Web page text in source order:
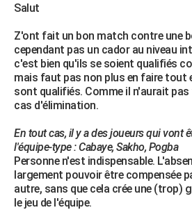
GUIDES D'ACHAT
BONS PLANS
CARTE DE VOEUX
Carte de Noël
Carte Bonne année
Carte Saint-Valentin
Carte Pâques
Carte d'anniversaire
DICTIONNAIRE
COPAINS D'AVANT
S'inscrire
Se connecter
Lycées
Collèges
Primaires
Universités
Entreprises
Service militaire
Avis de recherche
AVIS DE DÉCÈS
FORUM
Salut
Z'ont fait un bon match contre une
cependant pas un cador au niveau
c'est bien qu'ils se soient qualifiés
mais faut pas non plus en faire tout
sont qualifiés. Comme il n'aurait
cas d'élimination.
En tout cas, il y a des joueurs qui vont
l'équipe-type : Cabaye, Sakho, Pogba
Personne n'est indispensable.
largement pouvoir être compensée
autre, sans que cela crée une (trop)
le jeu de l'équipe.